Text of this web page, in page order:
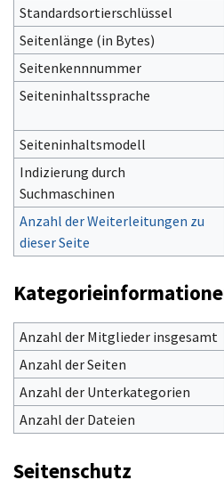
Standardsortierschlüssel
Seitenlänge (in Bytes)
Seitenkennnummer
Seiteninhaltssprache
Seiteninhaltsmodell
Indizierung durch
Suchmaschinen
Anzahl der Weiterleitungen zu
dieser Seite
Anzahl der Mitglieder insgesamt
Anzahl der Seiten
Anzahl der Unterkategorien
Anzahl der Dateien
Seitenschutz